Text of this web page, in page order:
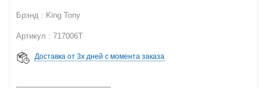
Брэнд : King Tony
Артикул : 717006T
Доставка от 3х дней с момента заказа